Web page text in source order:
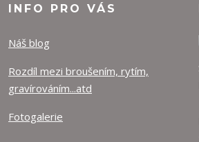
INFO PRO VÁS
Náš blog
Rozdíl mezi broušením, rytím,
gravírováním...atd
Fotogalerie